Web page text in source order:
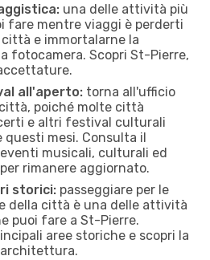
una delle attività più
fare mentre viaggi è perderti
e immortalarne la
fotocamera. Scopri St-Pierre,
all'aperto: torna all'ufficio
poiché molte città
e altri festival culturali
mesi. Consulta il
musicali, culturali ed
rimanere aggiornato.
storici: passeggiare per le
della città è una delle attività
puoi fare a St-Pierre.
aree storiche e scopri la